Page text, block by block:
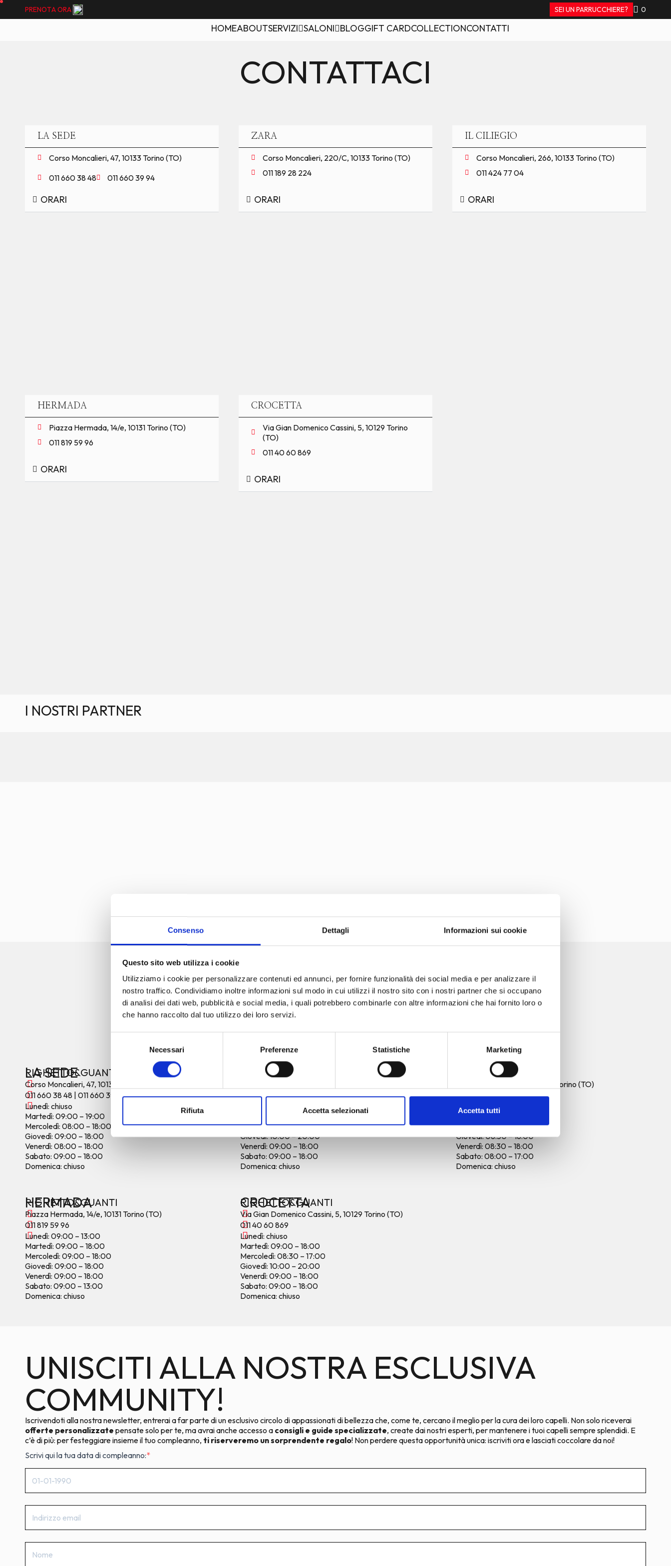
Consenso Dettagli Informazioni sui cookie
Questo sito web utilizza i cookie
Utilizziamo i cookie per personalizzare contenuti ed annunci, per fornire funzionalità dei social media e per analizzare il
nostro traffico. Condividiamo inoltre informazioni sul modo in cui utilizzi il nostro sito con i nostri partner che si occupano
di analisi dei dati web, pubblicità e social media, i quali potrebbero combinarle con altre informazioni che hai fornito loro o
che hanno raccolto dal tuo utilizzo dei loro servizi.
Necessari Preferenze Statistiche Marketing
Rifiuta Accetta selezionati Accetta tutti
PRENOTAORA
SEI UN PARRUCCHIERE?
0
HOMEABOUTSERVIZI SALONI BLOGGIFT CARDCOLLECTIONCONTATTI
CONTATTACI
LA SEDE
Corso Moncalieri, 47, 10133 Torino (TO)
011 660 38 48
011 660 39 94
ORARI
ZARA
Corso Moncalieri, 220/C, 10133 Torino (TO)
011 189 28 224
ORARI
IL CILIEGIO
Corso Moncalieri, 266, 10133 Torino (TO)
011 424 77 04
ORARI
HERMADA
Piazza Hermada, 14/e, 10131 Torino (TO)
011 819 59 96
ORARI
CROCETTA
Via Gian Domenico Cassini, 5, 10129 Torino
(TO)
011 40 60 869
ORARI
I NOSTRI PARTNER
RIGHETTO&GUANTI
LA SEDE
Corso Moncalieri, 47, 10133 Torino (TO)
011 660 38 48 011 660 39 94
Lunedì: chiuso
Martedì: 09:00 – 19:00
Mercoledì: 08:00 – 18:00
Giovedì: 09:00 – 18:00
Venerdì: 08:00 – 18:00
Sabato: 09:00 – 18:00
Domenica: chiuso
RIGHETTO&GUANTI
ZARA
011 189 28 224
Martedì: 09:00 – 18:00
Mercoledì: 08:00 – 17:00
Giovedì: 10:00 – 20:00
Venerdì: 09:00 – 18:00
Sabato: 09:00 – 18:00
Domenica: chiuso
RIGHETTO&GUANTI
IL CILIEGIO
Corso Moncalieri, 266, 10133 Torino (TO)
011 424 77 04
Lunedì: chiuso
Martedì: 09:00 – 17:00
Mercoledì: 09:00 – 19:00
Giovedì: 08:30 – 18:00
Venerdì: 08:30 – 18:00
Sabato: 08:00 – 17:00
Domenica: chiuso
RIGHETTO&GUANTI
HERMADA
Piazza Hermada, 14/e, 10131 Torino (TO)
011 819 59 96
Lunedì: 09:00 – 13:00
Martedì: 09:00 – 18:00
Mercoledì: 09:00 – 18:00
Giovedì: 09:00 – 18:00
Venerdì: 09:00 – 18:00
Sabato: 09:00 – 13:00
Domenica: chiuso
RIGHETTO&GUANTI
CROCETTA
Via Gian Domenico Cassini, 5, 10129 Torino (TO)
011 40 60 869
Lunedì: chiuso
Martedì: 09:00 – 18:00
Mercoledì: 08:30 – 17:00
Giovedì: 10:00 – 20:00
Venerdì: 09:00 – 18:00
Sabato: 09:00 – 18:00
Domenica: chiuso
UNISCITI ALLA NOSTRA ESCLUSIVA
COMMUNITY!
Iscrivendoti alla nostra newsletter, entrerai a far parte di un esclusivo circolo di appassionati di bellezza che, come te, cercano il meglio per la cura dei loro capelli. Non solo riceverai
offerte personalizzate pensate solo per te, ma avrai anche accesso a consigli e guide specializzate, create dai nostri esperti, per mantenere i tuoi capelli sempre splendidi. E
c’è di più: per festeggiare insieme il tuo compleanno, ti riserveremo un sorprendente regalo! Non perdere questa opportunità unica: iscriviti ora e lasciati coccolare da noi!
Scrivi qui la tua data di compleanno:
UNISCITI ALLA NOSTRA ESCLUSIVA
COMMUNITY!
Iscrivendoti alla nostra newsletter, entrerai a far parte di un esclusivo circolo di appassionati di bellezza che,
come te, cercano il meglio per la cura dei loro capelli. Non solo riceverai
mantenere i tuoi capelli sempre splendidi. E c’è di più: per festeggiare insieme il tuo compleanno,ti
coccolare da noi!
ISCRIVITI ORA